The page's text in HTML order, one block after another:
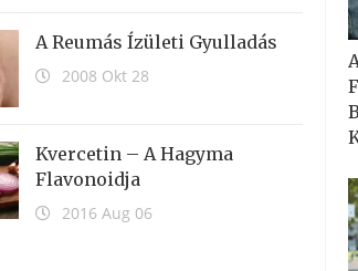
A Reumás Ízületi Gyulladás
2008 Okt 28
Kvercetin – A Hagyma
Flavonoidja
2016 Aug 06